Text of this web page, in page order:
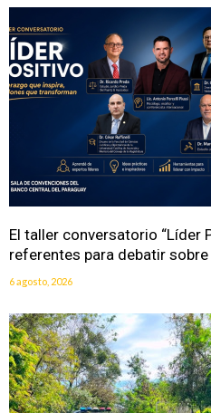
El taller conversatorio “Líder
referentes para debatir
6 agosto, 2026